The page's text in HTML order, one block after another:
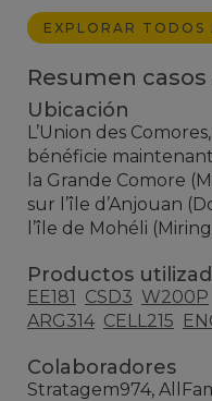
EXPLORAR TODOS
Resumen
Ubicación
L’Union des
bénéficie
la Grande Comore
sur l’île d’Anjouan
l’île de Mohéli
Productos
EE181 CSD3 W200P
ARG314 CELL215
Colaboradores
Stratagem974,